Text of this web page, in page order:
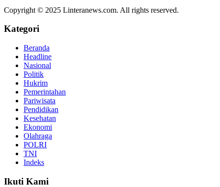
Copyright © 2025 Linteranews.com. All rights reserved.
Kategori
Beranda
Headline
Nasional
Politik
Hukrim
Pemerintahan
Pariwisata
Pendidikan
Kesehatan
Ekonomi
Olahraga
POLRI
TNI
Indeks
Ikuti Kami